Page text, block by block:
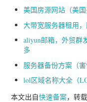
美国房源网站（美国
大带宽服务器租用
aliyun邮箱，外贸群
多
服务器备份方案（害
lol区域名称大全（
本文出自快速备案，转